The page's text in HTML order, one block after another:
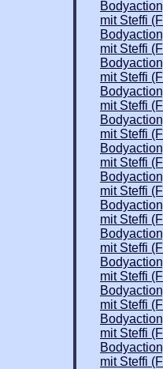
mit Steffi
mit Steffi
mit Steffi
mit Steffi
mit Steffi
mit Steffi
mit Steffi
mit Steffi
mit Steffi
mit Steffi
mit Steffi
mit Steffi
mit Steffi